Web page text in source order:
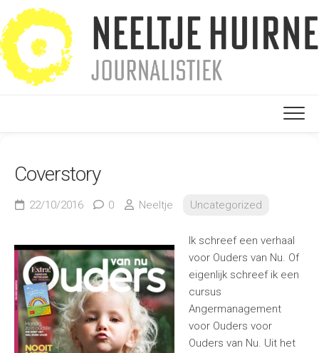
naar
de
inhoud
Coverstory
22/10/2016 0 Neeltje Uncategorized
Ik schreef een verhaal
voor Ouders van Nu. Of
eigenlijk schreef ik een
cursus
Angermanagement
voor Ouders voor
Ouders van Nu. Uit het